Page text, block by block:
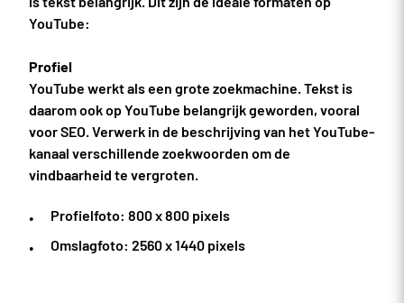
YouTube:
Profiel
YouTube werkt als een grote zoekmachine. Tekst is
daarom ook op YouTube belangrijk geworden, vooral
voor SEO. Verwerk in de beschrijving van het YouTube-
kanaal verschillende zoekwoorden om de
vindbaarheid te vergroten.
Profielfoto: 800 x 800 pixels
Omslagfoto: 2560 x 1440 pixels